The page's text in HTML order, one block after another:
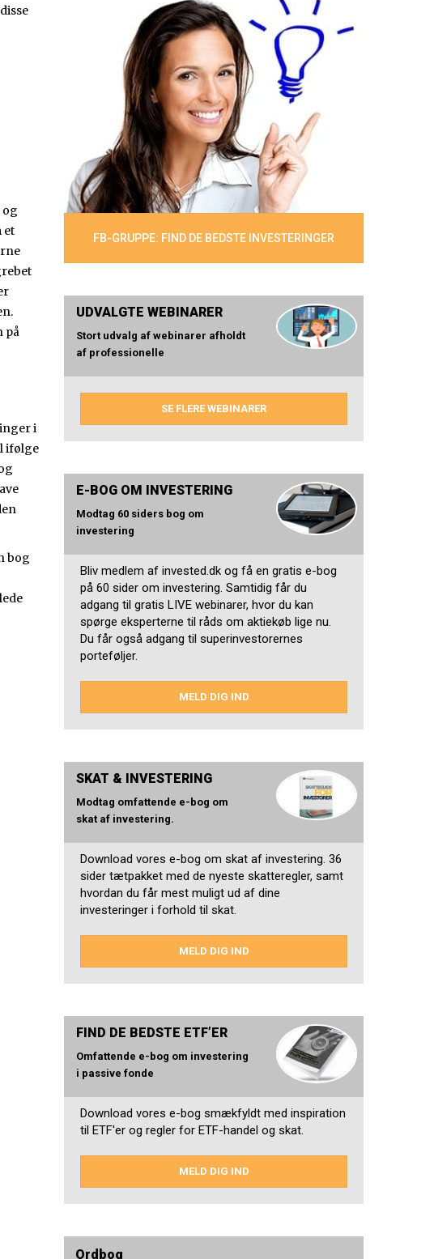
og
et
på
i
ifølge
bog
FB-GRUPPE: FIND DE BEDSTE INVESTERINGER
UDVALGTE WEBINARER
Stort udvalg af webinarer afholdt
af professionelle
SE FLERE WEBINARER
E-BOG OM INVESTERING
Modtag 60 siders bog om
investering
Bliv medlem af invested.dk og få en gratis e-bog
på 60 sider om investering. Samtidig får du
adgang til gratis LIVE webinarer, hvor du kan
spørge eksperterne til råds om aktiekøb lige nu.
Du får også adgang til superinvestorernes
porteføljer.
MELD DIG IND
SKAT & INVESTERING
Modtag omfattende e-bog om
skat af investering.
Download vores e-bog om skat af investering. 36
sider tætpakket med de nyeste skatteregler, samt
hvordan du får mest muligt ud af dine
investeringer i forhold til skat.
MELD DIG IND
FIND DE BEDSTE ETF’ER
Omfattende e-bog om investering
i passive fonde
Download vores e-bog smækfyldt med inspiration
til ETF'er og regler for ETF-handel og skat.
MELD DIG IND
Ordbog